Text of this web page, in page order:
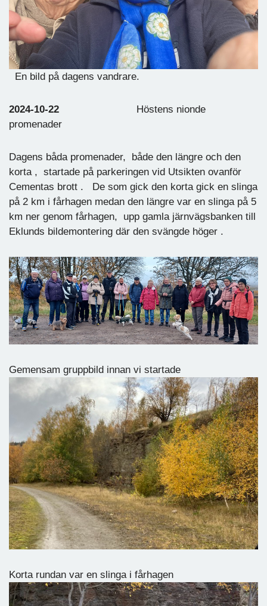
En bild på dagens vandrare.
2024-10-22
Höstens nionde
promenader
Dagens båda promenader, både den längre och den
korta , startade på parkeringen vid Utsikten ovanför
Cementas brott . De som gick den korta gick en slinga
på 2 km i fårhagen medan den längre var en slinga på 5
km ner genom fårhagen, upp gamla järnvägsbanken till
Eklunds bildemontering där den svängde höger .
Gemensam gruppbild innan vi startade
Korta rundan var en slinga i fårhagen